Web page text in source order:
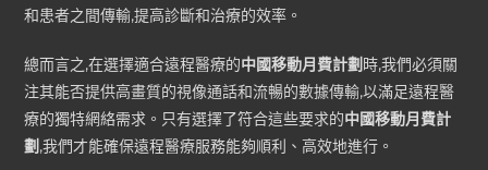
和患者之間傳輸,提高診斷和治療的效率。
總而言之,在選擇適合遠程醫療的中國移動月費計劃 時,我們必須關
注其能否提供高畫質的視像通話和流暢的數據傳輸,以滿足遠程醫
療的獨特網絡需求。只有選擇了符合這些要求的中國移動月費計
劃 ,我們才能確保遠程醫療服務能夠順利、高效地進行。